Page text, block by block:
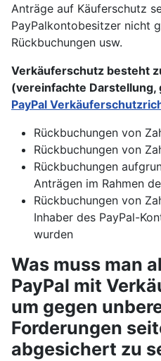
Anträge auf Käuferschutz
PayPalkontobesitzer nicht
Rückbuchungen usw.
Verkäuferschutz besteht
(vereinfachte Darstellung,
PayPal
Rückbuchungen von
Rückbuchungen von
Rückbuchungen
Anträgen im Rahmen
Rückbuchungen von
Inhaber des PayPal-
wurden
Was muss man
PayPal mit
um gegen
Forderungen
abgesichert zu